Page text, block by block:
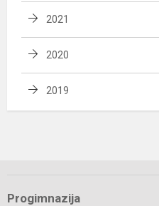
2021
2020
2019
Progimnazija